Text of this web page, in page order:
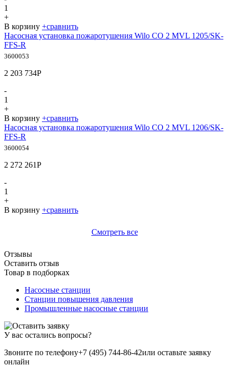
1
+
В корзину +сравнить
Насосная установка пожаротушения Wilo CO 2 MVL 1205/SK-
FFS-R
3600053
2 203 734Р
-
1
+
В корзину +сравнить
Насосная установка пожаротушения Wilo CO 2 MVL 1206/SK-
FFS-R
3600054
2 272 261Р
-
1
+
В корзину +сравнить
Смотреть все
Отзывы
Оставить отзыв
Товар в подборках
Насосные станции
Станции повышения давления
Промышленные насосные станции
У вас остались вопросы?
Звоните по телефону+7 (495) 744-86-42или оставьте заявку
онлайн